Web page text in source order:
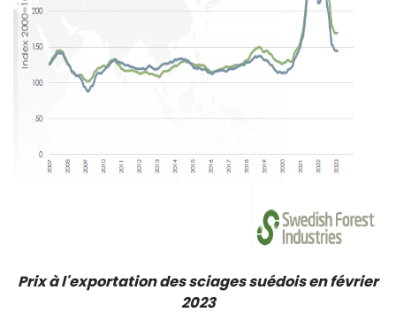
Prix à l'exportation des sciages suédois en février
2023